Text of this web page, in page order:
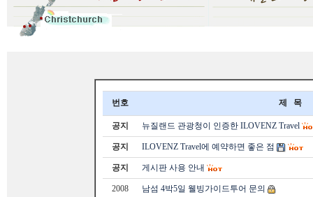
번호 제 목
공지 뉴질랜드 관광청이 인증한 ILOVENZ Travel
공지 ILOVENZ Travel에 예약하면 좋은 점
공지 게시판 사용 안내
2008 남섬 4박5일 웰빙가이드투어 문의